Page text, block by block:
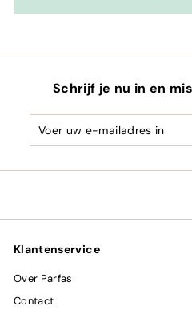
Schrijf je nu in en
Voer
uw
Abonneren
Klantenservice
Over Parfas
Contact